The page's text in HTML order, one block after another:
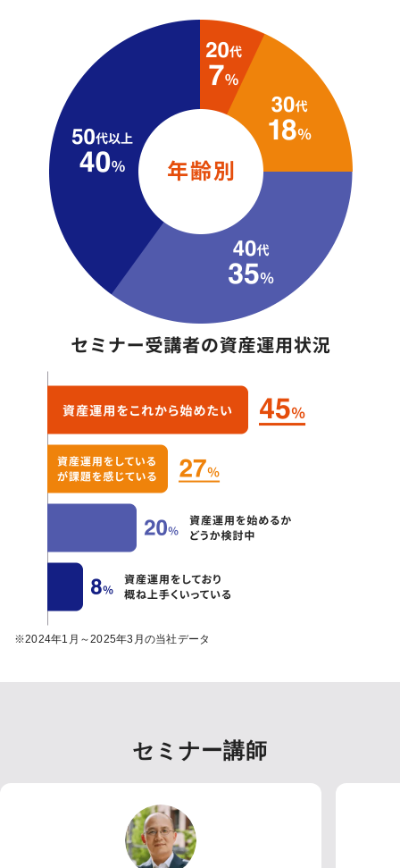
※2024年1月～2025年3月の当社データ
セミナー講師